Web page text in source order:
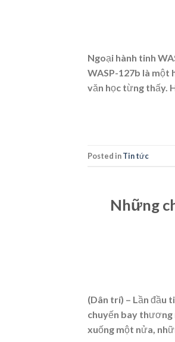
Ngoại hành tinh
WASP-127b là một
văn học từng thấy.
Posted inTin tức
Những
(Dân trí) – Lần đầu
chuyến bay thương
xuống một nửa,